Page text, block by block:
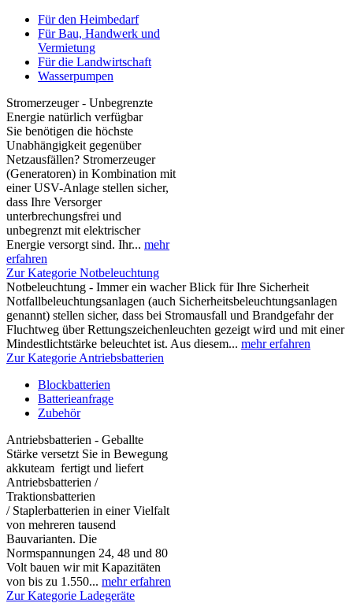
Für den Heimbedarf
Für Bau, Handwerk und
Vermietung
Für die Landwirtschaft
Wasserpumpen
Stromerzeuger - Unbegrenzte
Energie natürlich verfügbar
Sie benötigen die höchste
Unabhängigkeit gegenüber
Netzausfällen? Stromerzeuger
(Generatoren) in Kombination mit
einer USV-Anlage stellen sicher,
dass Ihre Versorger
unterbrechungsfrei und
unbegrenzt mit elektrischer
Energie versorgt sind. Ihr... mehr
erfahren
Zur Kategorie Notbeleuchtung
Notbeleuchtung - Immer ein wacher Blick für Ihre Sicherheit
Notfallbeleuchtungsanlagen (auch Sicherheitsbeleuchtungsanlagen
genannt) stellen sicher, dass bei Stromausfall und Brandgefahr der
Fluchtweg über Rettungszeichenleuchten gezeigt wird und mit einer
Mindestlichtstärke beleuchtet ist. Aus diesem... mehr erfahren
Zur Kategorie Antriebsbatterien
Blockbatterien
Batterieanfrage
Zubehör
Antriebsbatterien - Geballte
Stärke versetzt Sie in Bewegung
akkuteam fertigt und liefert
Antriebsbatterien /
Traktionsbatterien
/ Staplerbatterien in einer Vielfalt
von mehreren tausend
Bauvarianten. Die
Normspannungen 24, 48 und 80
Volt bauen wir mit Kapazitäten
von bis zu 1.550... mehr erfahren
Zur Kategorie Ladegeräte